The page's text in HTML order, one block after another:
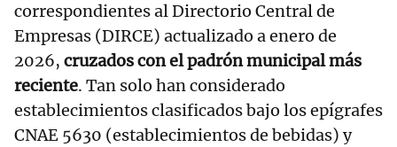
correspondientes al Directorio Central de
Empresas (DIRCE) actualizado a enero de
2026, cruzados con el padrón municipal más
reciente. Tan solo han considerado
establecimientos clasificados bajo los epígrafes
CNAE 5630 (establecimientos de bebidas) y